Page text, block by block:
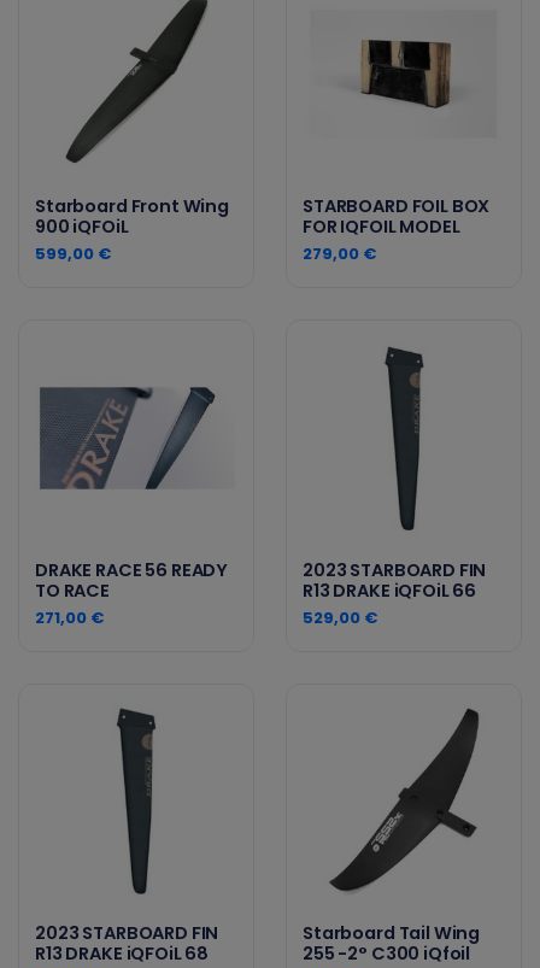
Starboard Front Wing
900 iQFOiL
599,00 €
STARBOARD FOIL BOX
FOR IQFOIL MODEL
279,00 €
DRAKE RACE 56 READY
TO RACE
271,00 €
2023 STARBOARD FIN
R13 DRAKE iQFOiL 66
529,00 €
2023 STARBOARD FIN
R13 DRAKE iQFOiL 68
Starboard Tail Wing
255 -2° C300 iQfoil